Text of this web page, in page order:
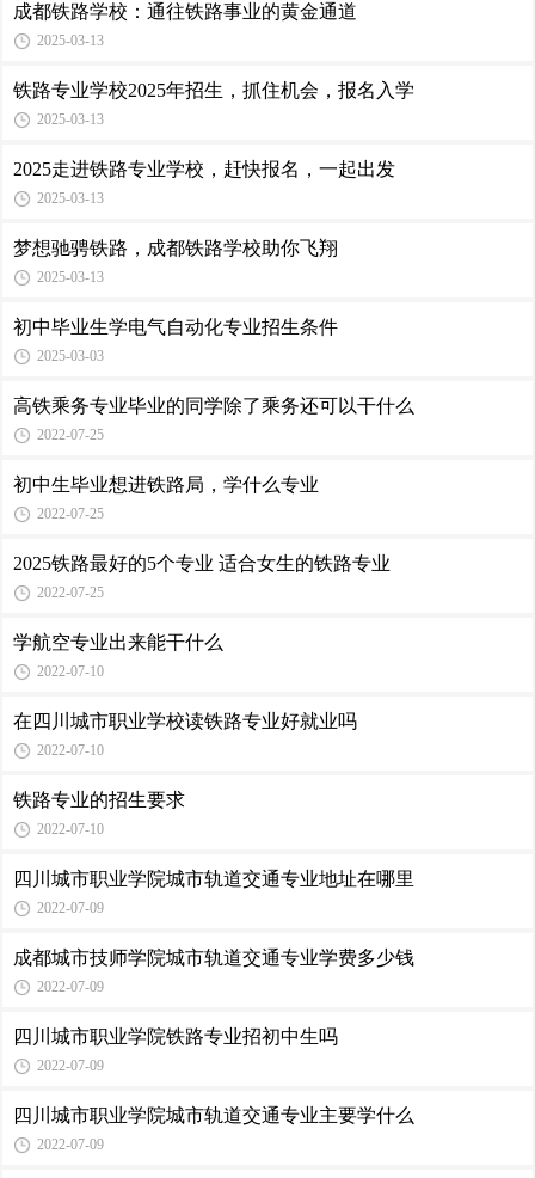
成都铁路学校：通往铁路事业的黄金通道
2025-03-13
铁路专业学校2025年招生，抓住机会，报名入学
2025-03-13
2025走进铁路专业学校，赶快报名，一起出发
2025-03-13
梦想驰骋铁路，成都铁路学校助你飞翔
2025-03-13
初中毕业生学电气自动化专业招生条件
2025-03-03
高铁乘务专业毕业的同学除了乘务还可以干什么
2022-07-25
初中生毕业想进铁路局，学什么专业
2022-07-25
2025铁路最好的5个专业 适合女生的铁路专业
2022-07-25
学航空专业出来能干什么
2022-07-10
在四川城市职业学校读铁路专业好就业吗
2022-07-10
铁路专业的招生要求
2022-07-10
四川城市职业学院城市轨道交通专业地址在哪里
2022-07-09
成都城市技师学院城市轨道交通专业学费多少钱
2022-07-09
四川城市职业学院铁路专业招初中生吗
2022-07-09
四川城市职业学院城市轨道交通专业主要学什么
2022-07-09